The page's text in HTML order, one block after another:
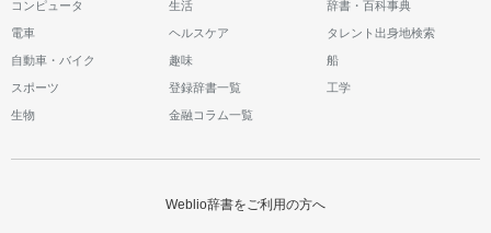
コンピュータ 生活 辞書・百科事典
電車 ヘルスケア タレント出身地検索
自動車・バイク 趣味 船
スポーツ 登録辞書一覧 工学
生物 金融コラム一覧
Weblio辞書をご利用の方へ